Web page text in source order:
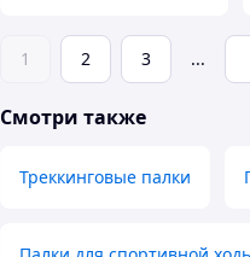
1 2 3 ...
Смотри также
Треккинговые палки